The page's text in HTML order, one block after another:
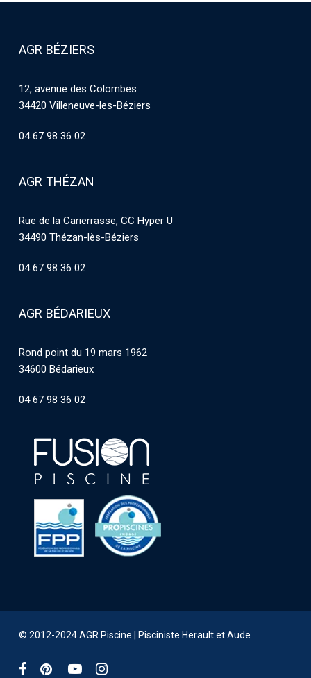
AGR BÉZIERS
12, avenue des Colombes
34420 Villeneuve-les-Béziers
04 67 98 36 02
AGR THÉZAN
Rue de la Carierrasse, CC Hyper U
34490 Thézan-lès-Béziers
04 67 98 36 02
AGR BÉDARIEUX
Rond point du 19 mars 1962
34600 Bédarieux
04 67 98 36 02
© 2012-2024 AGR Piscine | Pisciniste Herault et Aude
facebookpinterestyoutubeinstagram